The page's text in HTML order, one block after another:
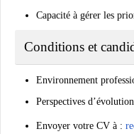
Capacité à gérer les
Conditions et
Environnement
Perspectives
Envoyer votre CV à :